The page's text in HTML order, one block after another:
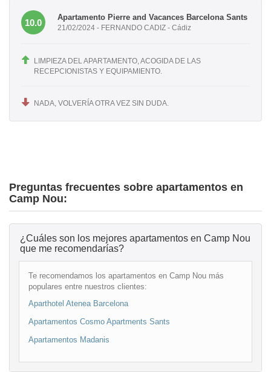
10.0
Apartamento Pierre and Vacances Barcelona Sants
21/02/2024 - FERNANDO CADIZ - Cádiz
LIMPIEZA DEL APARTAMENTO, ACOGIDA DE LAS
RECEPCIONISTAS Y EQUIPAMIENTO.
NADA, VOLVERÍA OTRA VEZ SIN DUDA.
Preguntas frecuentes sobre apartamentos en
Camp Nou:
¿Cuáles son los mejores apartamentos en Camp Nou
que me recomendarías?
Te recomendamos los apartamentos en Camp Nou más
populares entre nuestros clientes:
Aparthotel Atenea Barcelona
Apartamentos Cosmo Apartments Sants
Apartamentos Madanis